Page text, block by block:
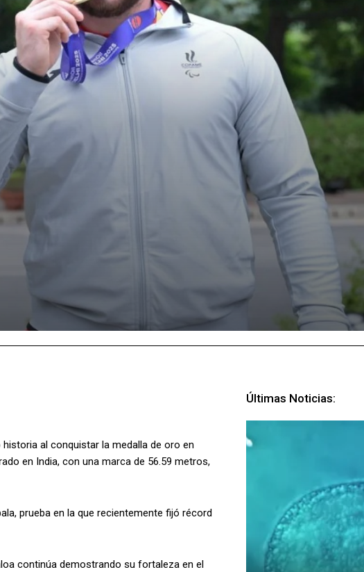
al conquistar la medalla de oro en
en India, con una marca de 56.59 metros,
prueba en la que recientemente fijó récord
continúa demostrando su fortaleza en el
Últimas Noticias: